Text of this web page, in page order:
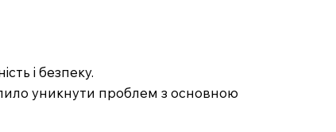
і безпеку.
уникнути проблем з основною